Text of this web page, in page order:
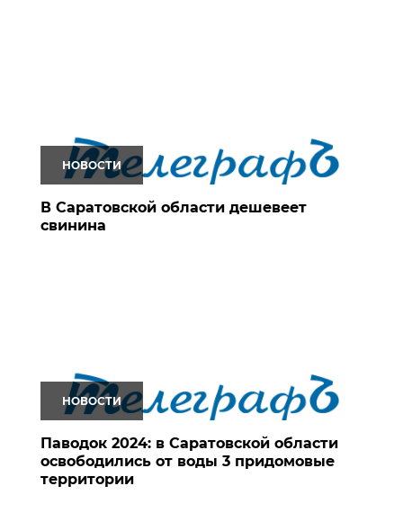
НОВОСТИ
В Саратовской области дешевеет
свинина
НОВОСТИ
Паводок 2024: в Саратовской области
освободились от воды 3 придомовые
территории